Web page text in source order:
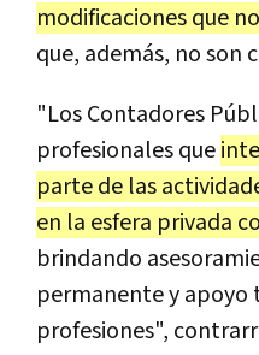
modificaciones que
que, además, no son
"Los Contadores
profesionales que
parte de las
en la esfera privada
brindando
permanente y
profesiones",